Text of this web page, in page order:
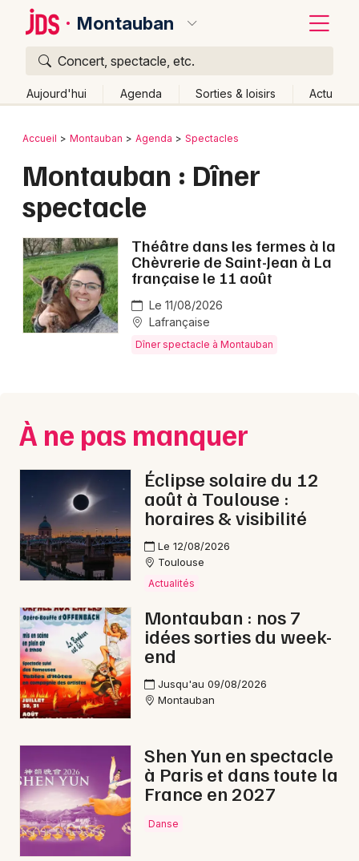
Montauban
Concert, spectacle, etc.
Aujourd'hui Agenda Sorties & loisirs Actu
Publier un événement
Grands événements
Activité & Expérience
Manifestations
Concerts
Sports
Soirées
Sorties famille
Expos
Sorties & loisirs
Dîner spectacle dans le Tarn-et-Garonne
Dîner spectacle en Midi-Pyrénées
Newsletter des sorties
Bordeaux
Colmar
Lille
Lyon
Marseille
Mulhouse
Nice
Strasbourg
Toulouse
Toutes les villes
Retour
Accueil Montauban Agenda Spectacles
Montauban : Dîner
spectacle
Théâtre dans les fermes à la
Chèvrerie de Saint-Jean à La
française le 11 août
Le 11/08/2026
Lafrançaise
Dîner spectacle à Montauban
À ne pas manquer
Éclipse solaire du 12
août à Toulouse :
horaires & visibilité
Le 12/08/2026
Toulouse
Actualités
Montauban : nos 7
idées sorties du week-
end
Jusqu'au 09/08/2026
Montauban
Shen Yun en spectacle
à Paris et dans toute la
France en 2027
Danse
Quoi ?
Où ?
Midi-Pyrénées
Partout Près de moi Changer de lieu
Quand ?
Aujourd'hui
Demain Ce week-end Autre